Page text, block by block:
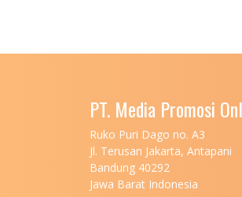
PT. Media Promosi
Ruko Puri Dago no. A3
Jl. Terusan Jakarta, Antapani
Bandung 40292
Jawa Barat Indonesia